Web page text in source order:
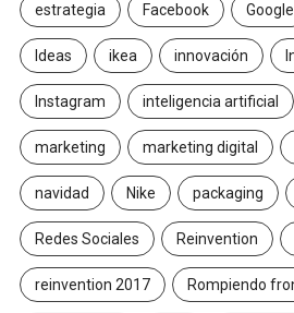
estrategia Facebook Google
Ideas ikea innovación
Instagram inteligencia artificial
marketing marketing digital
navidad Nike packaging
Redes Sociales Reinvention
reinvention 2017 Rompiendo